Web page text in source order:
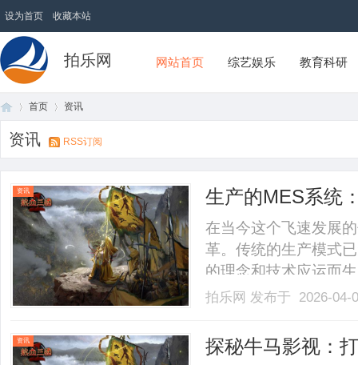
设为首页 收藏本站
拍乐网 网站首页 综艺娱乐 教育科研
首页 资讯
资讯 RSS订阅
资讯 生产的MES系统
在当今这个飞速发展
革。传统的生产模式
的理念和技术应运而
车间层面的重要桥梁
MES（
拍乐网 发布于 2026-
资讯 探秘牛马影视：